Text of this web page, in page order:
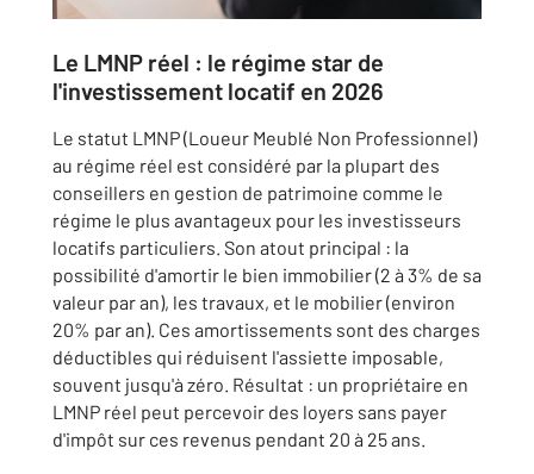
Le LMNP réel : le régime star de
l'investissement locatif en 2026
Le statut LMNP (Loueur Meublé Non Professionnel)
au régime réel est considéré par la plupart des
conseillers en gestion de patrimoine comme le
régime le plus avantageux pour les investisseurs
locatifs particuliers. Son atout principal : la
possibilité d'amortir le bien immobilier (2 à 3% de sa
valeur par an), les travaux, et le mobilier (environ
20% par an). Ces amortissements sont des charges
déductibles qui réduisent l'assiette imposable,
souvent jusqu'à zéro. Résultat : un propriétaire en
LMNP réel peut percevoir des loyers sans payer
d'impôt sur ces revenus pendant 20 à 25 ans.